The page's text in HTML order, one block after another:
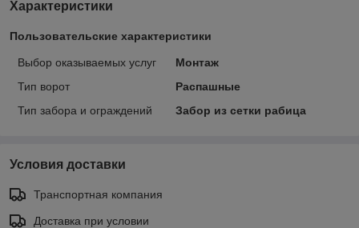
Характеристики
Пользовательские характеристики
Выбор оказываемых услуг
Монтаж
Тип ворот
Распашные
Тип забора и ограждений
Забор из сетки рабица
Условия доставки
Транспортная компания
Доставка при условии